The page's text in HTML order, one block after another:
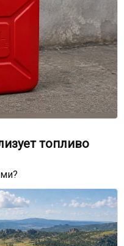
топливо